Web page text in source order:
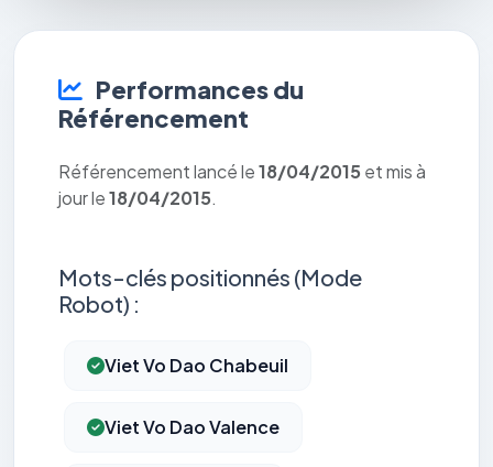
Performances du
Référencement
Référencement lancé le18/04/2015 et mis à
jour le18/04/2015.
Mots-clés positionnés (Mode
Robot) :
Viet Vo Dao Chabeuil
Viet Vo Dao Valence